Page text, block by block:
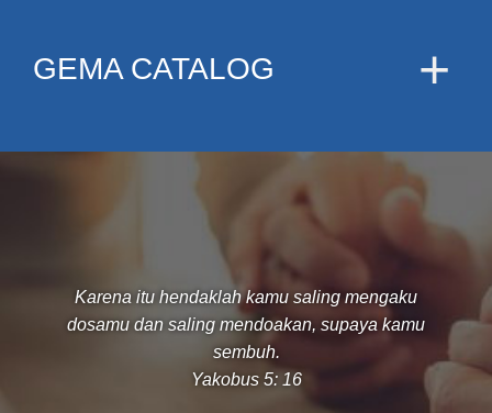
GEMA CATALOG
Karena itu hendaklah kamu saling mengaku
dosamu dan saling mendoakan, supaya kamu
sembuh.
Yakobus 5: 16